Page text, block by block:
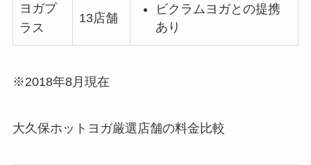
ヨガプ
ラス
13店舗
ビクラムヨガとの提携
あり
※2018年8月現在
大久保ホットヨガ厳選店舗の料金比較